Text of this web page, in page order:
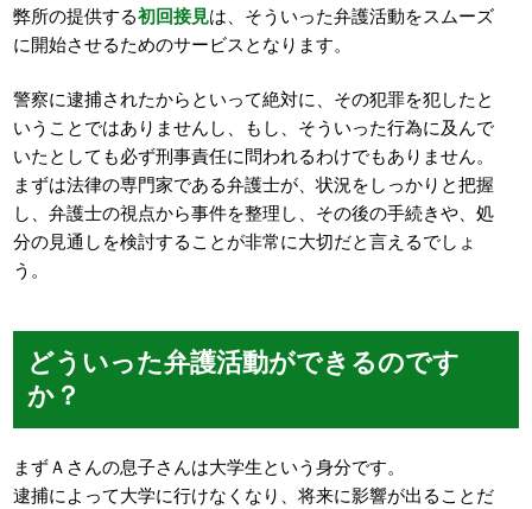
弊所の提供する初回接見は、そういった弁護活動をスムーズ
に開始させるためのサービスとなります。
警察に逮捕されたからといって絶対に、その犯罪を犯したと
いうことではありませんし、もし、そういった行為に及んで
いたとしても必ず刑事責任に問われるわけでもありません。
まずは法律の専門家である弁護士が、状況をしっかりと把握
し、弁護士の視点から事件を整理し、その後の手続きや、処
分の見通しを検討することが非常に大切だと言えるでしょ
う。
どういった弁護活動ができるのです
か？
まずＡさんの息子さんは大学生という身分です。
逮捕によって大学に行けなくなり、将来に影響が出ることだ